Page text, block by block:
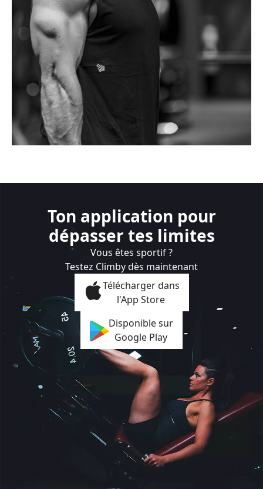
Ton application pour
dépasser tes limites
Vous êtes sportif ?
Testez Climby dès maintenant
Télécharger dans
l'App Store
Disponible sur
Google Play